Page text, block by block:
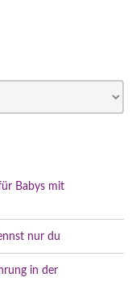
Babys mit
nur du
in der